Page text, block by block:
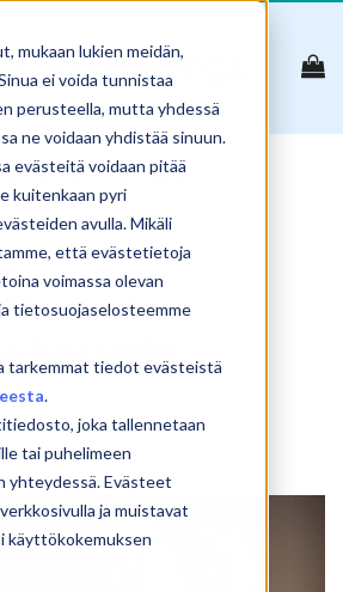
mukaan lukien meidän,
ei voida tunnistaa
perusteella, mutta yhdessä
ne voidaan yhdistää sinuun.
evästeitä voidaan pitää
kuitenkaan pyri
avulla. Mikäli
että evästetietoja
voimassa olevan
tietosuojaselosteemme
tarkemmat tiedot evästeistä
.
joka tallennetaan
tai puhelimeen
yhteydessä. Evästeet
ja muistavat
käyttökokemuksen
HEUREKA
verkko-
pala
KOSKINEN